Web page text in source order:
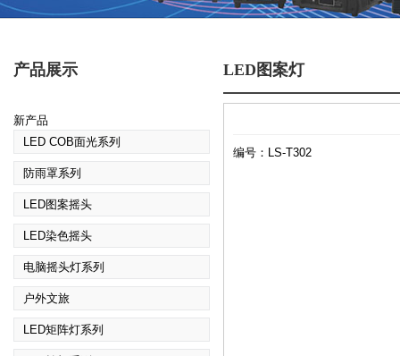
产品展示
新产品
LED COB面光系列
防雨罩系列
LED图案摇头
LED染色摇头
电脑摇头灯系列
户外文旅
LED矩阵灯系列
LED图案灯
编号：LS-T302